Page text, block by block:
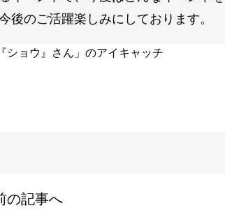
後のご活躍楽しみにしております。
の記事へ